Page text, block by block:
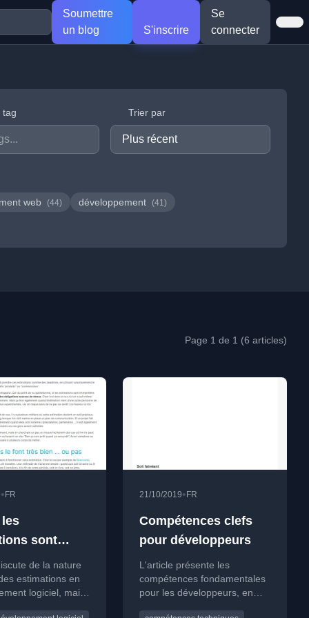
Soumettre
un blog
S'inscrire
Se
connecter
tag Trier par
web (44) développement (41)
Page 1 de 1 (6 articles)
• FR
les
sont
mais ...de la nature
estimations en
logiciel, mais
21/10/2019• FR
Compétences clefs
pour développeurs
L'article présente les
compétences fondamentales
pour les développeurs, en